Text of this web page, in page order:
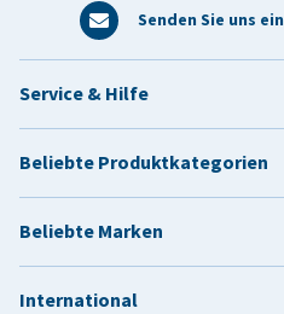
Senden Sie uns
Service & Hilfe
Beliebte Produktkategorien
Beliebte Marken
International